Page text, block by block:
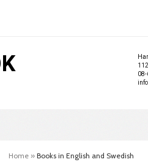
Home » Books in English and Swedish